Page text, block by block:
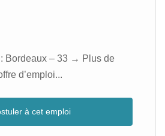
Bordeaux – 33 → Plus de
d’emploi...
à cet emploi